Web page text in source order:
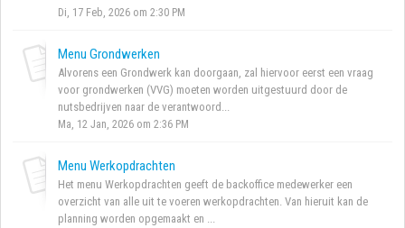
Di, 17 Feb, 2026 om 2:30 PM
Menu Grondwerken
Alvorens een Grondwerk kan doorgaan, zal hiervoor eerst een vraag
voor grondwerken (VVG) moeten worden uitgestuurd door de
nutsbedrijven naar de verantwoord...
Ma, 12 Jan, 2026 om 2:36 PM
Menu Werkopdrachten
Het menu Werkopdrachten geeft de backoffice medewerker een
overzicht van alle uit te voeren werkopdrachten. Van hieruit kan de
planning worden opgemaakt en ...